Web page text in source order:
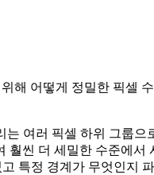
해 어떻게 정밀한 픽셀
여러 픽셀 하위 그룹으
씬 더 세밀한 수준에서
특정 경계가 무엇인지